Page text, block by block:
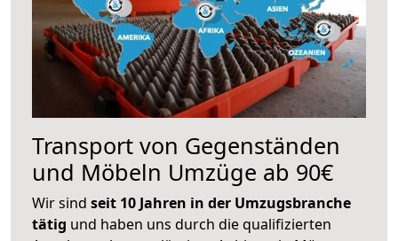
Transport von Gegenständen
und Möbeln Umzüge ab 90€
Wir sind seit 10 Jahren in der Umzugsbranche
tätig und haben uns durch die qualifizierten